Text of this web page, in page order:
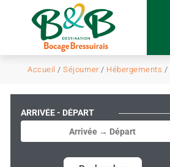
Accueil / Séjourner / Hébergements /
ARRIVÉE - DÉPART